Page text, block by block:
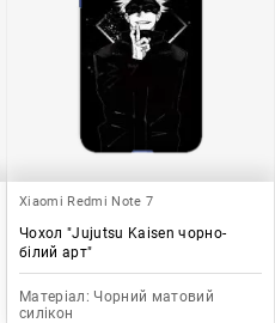
Xiaomi Redmi Note 7
Чохол "Jujutsu Kaisen чорно-
білий арт"
Матеріал: Чорний матовий
силікон